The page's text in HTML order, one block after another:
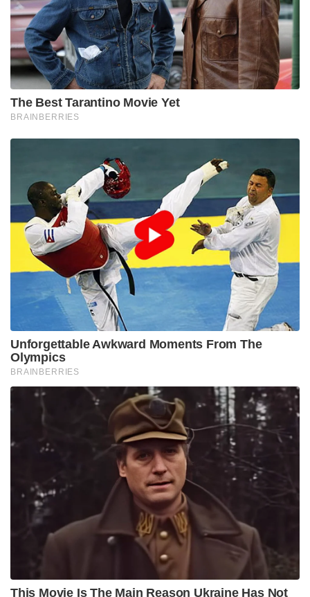
​”കഴിഞ്ഞ 9 വർഷമായി ദ്രാവിഡ പ്രസ്ഥാനത്തെയും
ഡി.എം.കെ നേതൃത്വത്തെയും ഞങ്ങൾ പിന്തുണച്ചു.
എന്നാൽ ആത്മാഭിമാനവും അന്തസ്സും
പണയപ്പെടുത്തിയാണ് മുന്നണിയിൽ തുടർന്നത്.
ചെറുകക്ഷികളെ അവഗണിക്കുന്ന സമീപനമാണ്
അവിടെയുള്ളത്,” എന്ന് എം.ഡി.എം.കെ ജനറൽ
സെക്രട്ടറി വൈകോ വ്യക്തമാക്കി.